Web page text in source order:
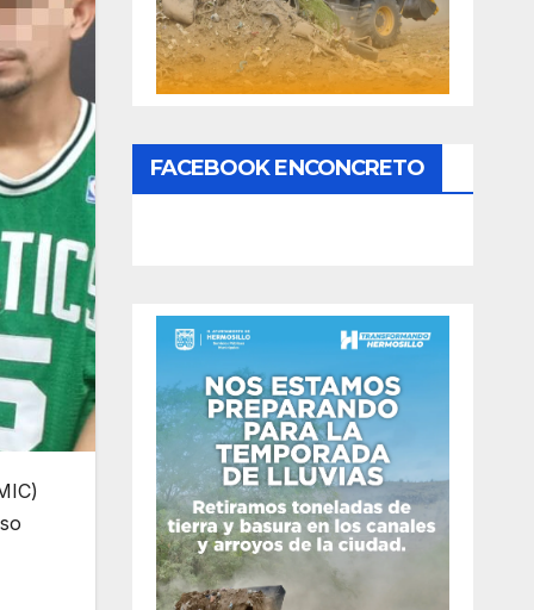
FACEBOOK ENCONCRETO